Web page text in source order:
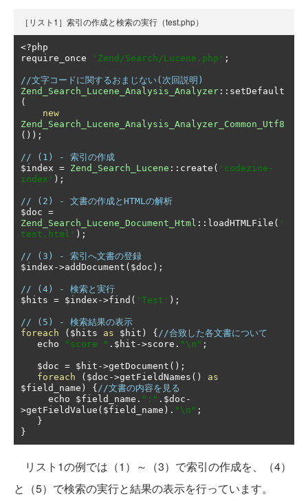
［リスト1］索引の作成と検索の実行（test.php）
<?php
require_once
'Zend/Search/Lucene.php' ;
//文字コードに関するおまじない(次回説明)
Zend_Search_Lucene_Analysis_Analyzer :: setDefault
(
new
Zend_Search_Lucene_Analysis_Analyzer_Common_Utf8
());
// (1) - 索引の作成
$index = Zend_Search_Lucene :: create ( 'codezine-
index' );
// (2) - 文書の作成とHTMLの解析
$doc =
Zend_Search_Lucene_Document_Html :: loadHTMLFile ( '
test.html' );
// (3) - 索引へ文書の登録
$index ->addDocument ( $doc );
// (4) - 検索と実行
$hits = $index ->find ( 'Test' );
// (5) - 検索結果の表示
foreach
( $hits as $hit ) { //合致した各文書について
   echo
"score " . $hit ->score . "\n" ;
   $doc
= $hit ->getDocument ();
foreach
( $doc ->getFieldNames ()
as
$field_name ) { //文書の内容を見る
     echo $field_name
. ":" . $doc -
>getFieldValue ( $field_name ). "\n" ;
}
}
リスト1の例では（1）～（3）で索引の作成を、（4）
と（5）で検索の実行と結果の表示を行っています。